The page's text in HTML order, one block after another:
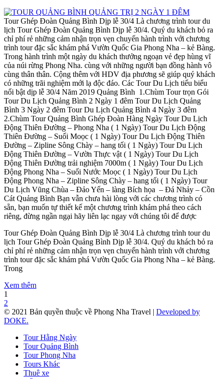
Tour Ghép Đoàn Quảng Bình Dịp lễ 30/4 Là chương trình tour du
lịch Tour Ghép Đoàn Quảng Bình Dịp lễ 30/4. Quý du khách bỏ ra
chỉ phí rẻ những cảm nhận trọn vẹn chuyến hành trình với chương
trình tour đặc sắc khám phá Vườn Quốc Gia Phong Nha – kẻ Bàng.
Trong hành trình một ngày du khách thưởng ngoạn vẻ đẹp hùng vĩ
của núi rừng Phong Nha. cùng với những người bạn đồng hành vô
cùng thân thân. Cộng thêm với HDV địa phương sẽ giúp quý khách
có những trãi nghiệm mới lạ độc đáo. Các Tour Du Lịch tiểu biểu
nổi bật dịp lễ 30/4 Năm 2019 Quảng Bình 1.Chùm Tour trọn Gói
Tour Du Lịch Quảng Bình 2 Ngày 1 đêm Tour Du Lịch Quảng
Bình 3 Ngày 2 đêm Tour Du Lịch Quảng Bình 4 Ngày 3 đêm
2.Chùm Tour Quảng Bình Ghép Đoàn Hàng Ngày Tour Du Lịch
Động Thiên Đường – Phong Nha ( 1 Ngày) Tour Du Lịch Động
Thiên Đường – Suối Moọc ( 1 Ngày) Tour Du Lịch Động Thiên
Đường – Zipline Sông Chày – hang tối ( 1 Ngày) Tour Du Lịch
Động Thiên Đường – Vườn Thực vật ( 1 Ngày) Tour Du Lịch
Động Thiên Đường trải nghiệm 7000m ( 1 Ngày) Tour Du Lịch
Động Phong Nha – Suối Nước Moọc ( 1 Ngày) Tour Du Lịch
Động Phong Nha – Zipline Sông Chày – hang tối ( 1 Ngày) Tour
Du Lịch Vũng Chùa – Đảo Yến – làng Bích họa – Đá Nhảy – Cồn
Cát Quảng Bình Bạn vẫn chưa hài lòng với các chương trình có
sẵn, bạn muốn tự thiết kế một chương trình khám phá theo cách
riêng, đừng ngần ngại hãy liên lạc ngay với chúng tôi để được
Tour Ghép Đoàn Quảng Bình Dịp lễ 30/4 Là chương trình tour du
lịch Tour Ghép Đoàn Quảng Bình Dịp lễ 30/4. Quý du khách bỏ ra
chỉ phí rẻ những cảm nhận trọn vẹn chuyến hành trình với chương
trình tour đặc sắc khám phá Vườn Quốc Gia Phong Nha – kẻ Bàng.
Trong
Xem thêm
1
2
© 2021 Bản quyền thuộc về Phong Nha Travel | Developed by
DOKE.
Tour Hằng Ngày
Tour Quảng Bình
Tour Phong Nha
Tours Khác
Thuê xe